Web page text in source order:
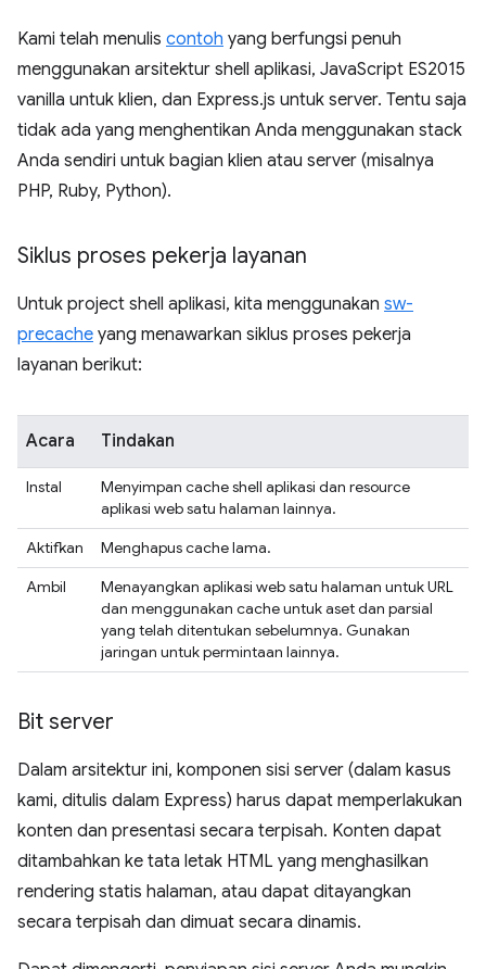
Kami telah menulis contoh yang berfungsi penuh
menggunakan arsitektur shell aplikasi, JavaScript ES2015
vanilla untuk klien, dan Express.js untuk server. Tentu saja
tidak ada yang menghentikan Anda menggunakan stack
Anda sendiri untuk bagian klien atau server (misalnya
PHP, Ruby, Python).
Siklus proses pekerja layanan
Untuk project shell aplikasi, kita menggunakan sw-
precache yang menawarkan siklus proses pekerja
layanan berikut:
Acara Tindakan
Instal
Menyimpan cache shell aplikasi dan resource
aplikasi web satu halaman lainnya.
Aktifkan
Menghapus cache lama.
Ambil
Menayangkan aplikasi web satu halaman untuk URL
dan menggunakan cache untuk aset dan parsial
yang telah ditentukan sebelumnya. Gunakan
jaringan untuk permintaan lainnya.
Bit server
Dalam arsitektur ini, komponen sisi server (dalam kasus
kami, ditulis dalam Express) harus dapat memperlakukan
konten dan presentasi secara terpisah. Konten dapat
ditambahkan ke tata letak HTML yang menghasilkan
rendering statis halaman, atau dapat ditayangkan
secara terpisah dan dimuat secara dinamis.